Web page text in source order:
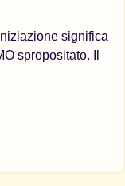
significa
spropositato. Il